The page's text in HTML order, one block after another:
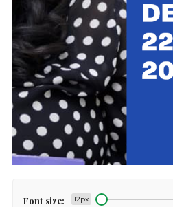
Font size: 12px